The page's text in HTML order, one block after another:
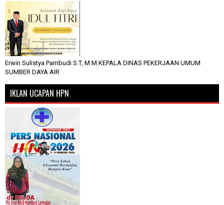
Erwin Sulistya Pambudi S.T, M.M KEPALA DINAS PEKERJAAN UMUM
SUMBER DAYA AIR
IKLAN UCAPAN HPN